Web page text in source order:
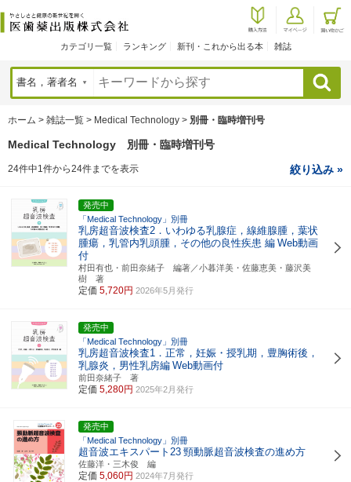
カテゴリ一覧 ランキング 新刊・これから出る本 雑誌
検索
ホーム > 雑誌一覧 > Medical Technology > 別冊・臨時増刊号
Medical Technology 別冊・臨時増刊号
24件中1件から24件までを表示 絞り込み »
発売中
「Medical Technology」別冊
乳房超音波検査2．いわゆる乳腺症，線維腺腫，葉状
腫瘍，乳管内乳頭腫，その他の良性疾患 編 Web動画
付
村田有也・前田奈緒子 編著／小暮洋美・佐藤恵美・藤沢美
樹 著
定価 5,720円 2026年5月発行
発売中
「Medical Technology」別冊
乳房超音波検査1．正常，妊娠・授乳期，豊胸術後，
乳腺炎，男性乳房編 Web動画付
前田奈緒子 著
定価 5,280円 2025年2月発行
発売中
「Medical Technology」別冊
超音波エキスパート23 頸動脈超音波検査の進め方
佐藤洋・三木俊 編
定価 5,060円 2024年7月発行